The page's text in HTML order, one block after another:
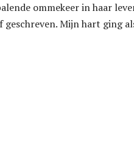
ommekeer in haar
Mijn hart ging